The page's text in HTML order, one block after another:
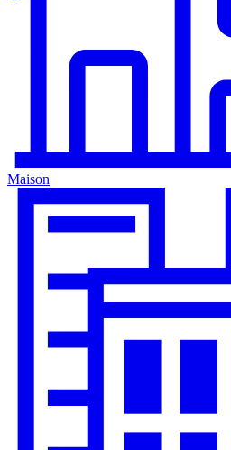
Maison